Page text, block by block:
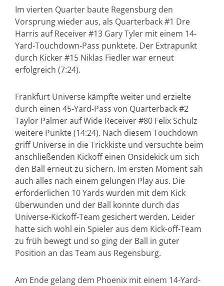
Im vierten Quarter baute Regensburg den
Vorsprung wieder aus, als Quarterback #1 Dre
Harris auf Receiver #13 Gary Tyler mit einem 14-
Yard-Touchdown-Pass punktete. Der Extrapunkt
durch Kicker #15 Niklas Fiedler war erneut
erfolgreich (7:24).
Frankfurt Universe kämpfte weiter und erzielte
durch einen 45-Yard-Pass von Quarterback #2
Taylor Palmer auf Wide Receiver #80 Felix Schulz
weitere Punkte (14:24). Nach diesem Touchdown
griff Universe in die Trickkiste und versuchte beim
anschließenden Kickoff einen Onsidekick um sich
den Ball erneut zu sichern. Im ersten Moment sah
auch alles nach einem gelungen Play aus. Die
erforderlichen 10 Yards wurden mit dem Kick
überwunden und der Ball konnte durch das
Universe-Kickoff-Team gesichert werden. Leider
hatte sich wohl ein Spieler aus dem Kick-off-Team
zu früh bewegt und so ging der Ball in guter
Position an das Team aus Regensburg.
Am Ende gelang dem Phoenix mit einem 14-Yard-